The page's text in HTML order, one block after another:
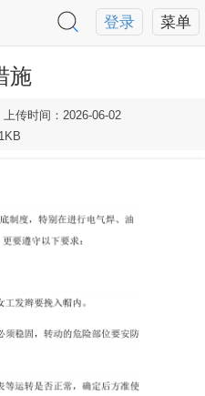
菜单
登录
施
上传时间：2026-06-02